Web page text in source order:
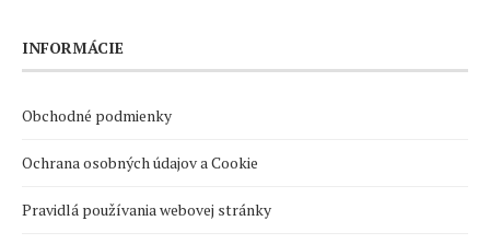
INFORMÁCIE
Obchodné podmienky
Ochrana osobných údajov a Cookie
Pravidlá používania webovej stránky